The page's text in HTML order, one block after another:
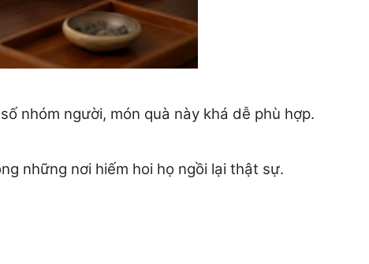
nhóm người, món quà này khá dễ phù hợp.
những nơi hiếm hoi họ ngồi lại thật sự.